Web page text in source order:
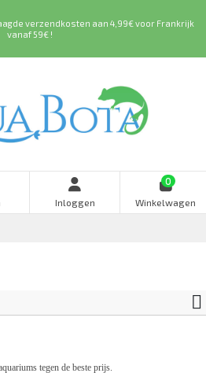
verzendkosten aan 4,99€ voor Frankrijk
vanaf 59€ !
Inloggen
0
Winkelwagen
tegen de beste prijs.